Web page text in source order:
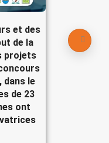
et des
de la
projets
dans le
de 23
ont